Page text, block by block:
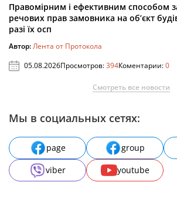
Правомірним і ефективним способом
речових прав замовника на об’єкт
разі їх осп
Автор:Лента от Протокола
05.08.2026Просмотров:394Коментарии:0
Смотреть все новости
Мы в социальных сетях:
page group
viber
youtube